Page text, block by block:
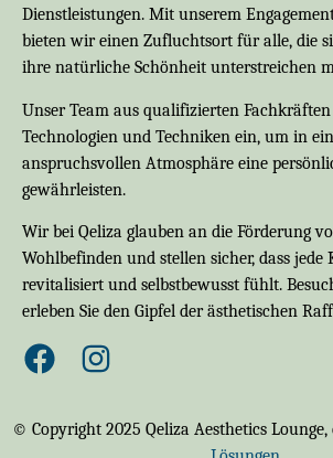
Dienstleistungen. Mit unserem
bieten wir einen Zufluchtsort für alle, die
ihre natürliche Schönheit unterstreichen
Unser Team aus qualifizierten
Technologien und Techniken ein, um in
anspruchsvollen Atmosphäre eine
gewährleisten.
Wir bei Qeliza glauben an die Förderung
Wohlbefinden und stellen sicher, dass jede
revitalisiert und selbstbewusst fühlt.
erleben Sie den Gipfel der ästhetischen
© Copyright 2025 Qeliza Aesthetics